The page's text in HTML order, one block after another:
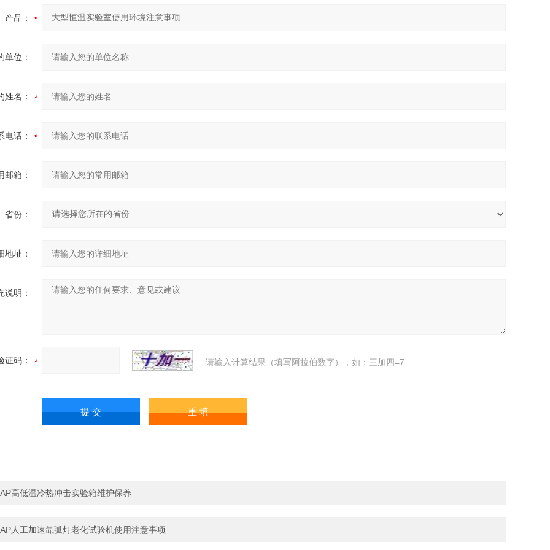
产品：
单位：
姓名：
电话：
邮箱：
省份：
地址：
说明：
证码： 请输入计算结果（填写阿拉伯数字），如：三加四=7
AP高低温冷热冲击实验箱维护保养
AP人工加速氙弧灯老化试验机使用注意事项